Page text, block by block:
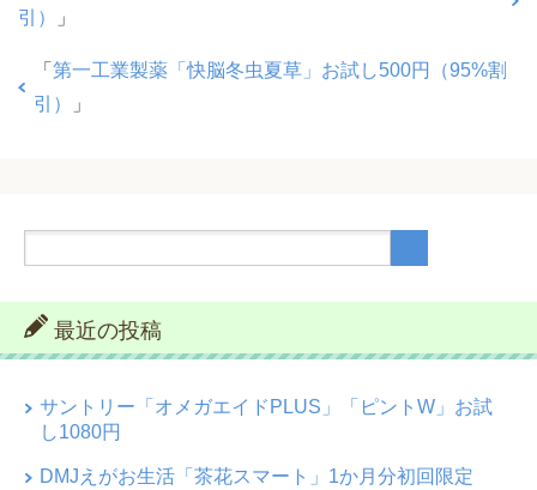
引）
」
「 第一工業製薬「快脳冬虫夏草」お試し500円（95%割
引）
」
最近の投稿
サントリー「オメガエイドPLUS」「ピントW」お試
し1080円
DMJえがお生活「茶花スマート」1か月分初回限定